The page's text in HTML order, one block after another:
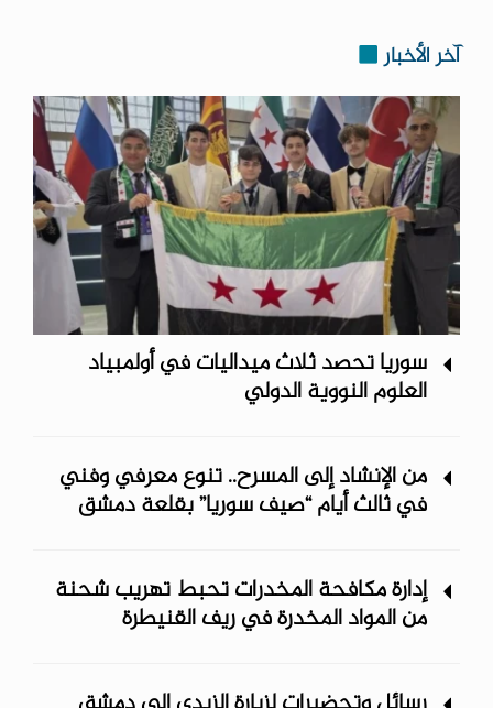
آخر الأخبار
سوريا تحصد ثلاث ميداليات في أولمبياد
العلوم النووية الدولي
من الإنشاد إلى المسرح.. تنوع معرفي وفني
في ثالث أيام “صيف سوريا” ‏بقلعة دمشق
إدارة مكافحة المخدرات تحبط تهريب شحنة
من المواد المخدرة في ريف ‏القنيطرة